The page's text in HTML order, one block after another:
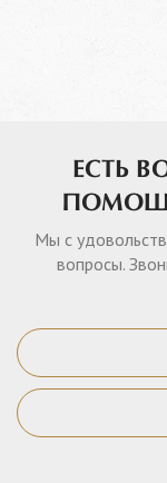
ЕСТЬ
Мы с
вопросы.